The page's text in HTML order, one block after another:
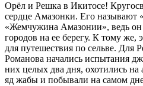
Орёл и Решка в Икитосе!
сердце Амазонки. Его называют
«Жемчужина Амазонии», ведь
городов на ее берегу. К тому же,
для путешествия по сельве. Для
Романова начались испытания
них целых два дня, охотились
яд жабы и побывали на самом